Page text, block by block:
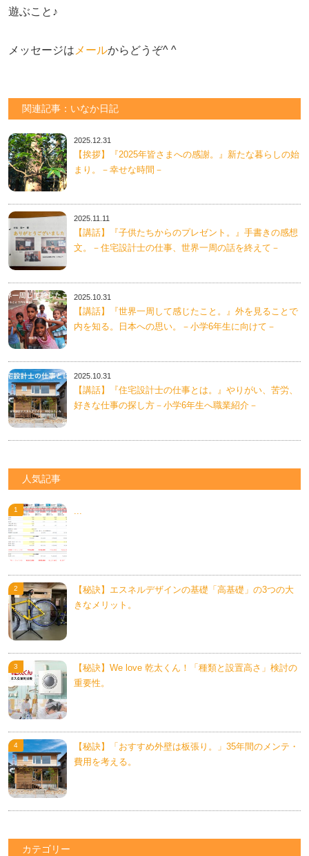
遊ぶこと♪
メッセージは メールからどうぞ^ ^
関連記事：いなか日記
2025.12.31
【挨拶】『2025年皆さまへの感謝。』新たな暮らしの始
まり。－幸せな時間－
2025.11.11
【講話】『子供たちからのプレゼント。』手書きの感想
文。－住宅設計士の仕事、世界一周の話を終えて－
2025.10.31
【講話】『世界一周して感じたこと。』外を見ることで
内を知る。日本への思い。－小学6年生に向けて－
2025.10.31
【講話】『住宅設計士の仕事とは。』やりがい、苦労、
好きな仕事の探し方－小学6年生へ職業紹介－
人気記事
...
【秘訣】エスネルデザインの基礎「高基礎」の3つの大
きなメリット。
【秘訣】We love 乾太くん！「種類と設置高さ」検討の
重要性。
【秘訣】「おすすめ外壁は板張り。」35年間のメンテ・
費用を考える。
カテゴリー